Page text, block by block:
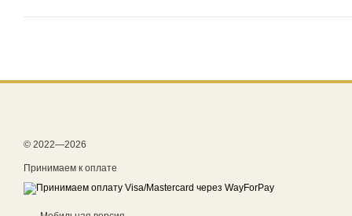
© 2022—2026
Принимаем к оплате